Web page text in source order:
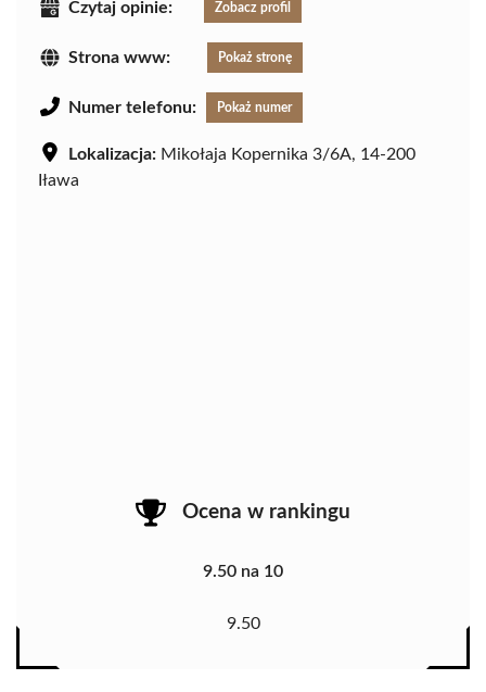
Czytaj opinie: Zobacz profil
Strona www: Pokaż stronę
Numer telefonu: Pokaż numer
Lokalizacja: Mikołaja Kopernika 3/6A, 14-200
Iława
Ocena w rankingu
9.50 na 10
9.50